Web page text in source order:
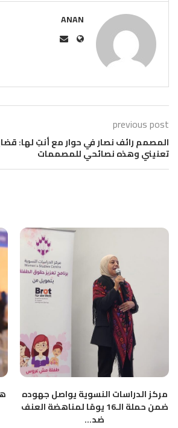
ANAN
previous post
المصمم رائف نصار في حوار مع أنتِ لها:
تعنيني وهذه نصائحي للمصممات
مركز الدراسات النسوية يواصل جهوده
ضمن حملة الـ16 يومًا لمناهضة العنف
ضد...